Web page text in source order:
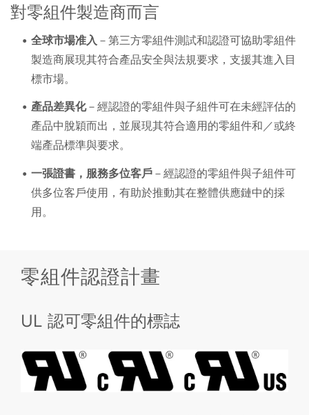
對零組件製造商而言
全球市場准入 －第三方零組件測試和認證可協助零組件
製造商展現其符合產品安全與法規要求，支援其進入目
標市場。
產品差異化－經認證的零組件與子組件可在未經評估的
產品中脫穎而出，並展現其符合適用的零組件和／或終
端產品標準與要求。
一張證書，服務多位客戶 －經認證的零組件與子組件可
供多位客戶使用，有助於推動其在整體供應鏈中的採
用。
零組件認證計畫
UL 認可零組件的標誌